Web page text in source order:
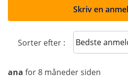
Skriv en
Sorter efter : Sort reviews
ana for 8 måneder siden